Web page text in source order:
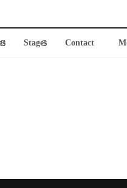
Stages Contact